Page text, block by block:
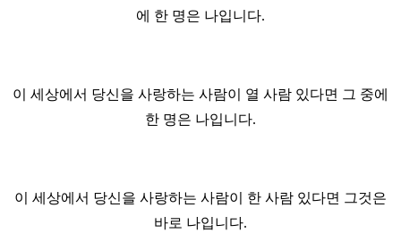
에 한 명은 나입니다.
이 세상에서 당신을 사랑하는 사람이 열 사람 있다면 그 중에
한 명은 나입니다.
이 세상에서 당신을 사랑하는 사람이 한 사람 있다면 그것은
바로 나입니다.